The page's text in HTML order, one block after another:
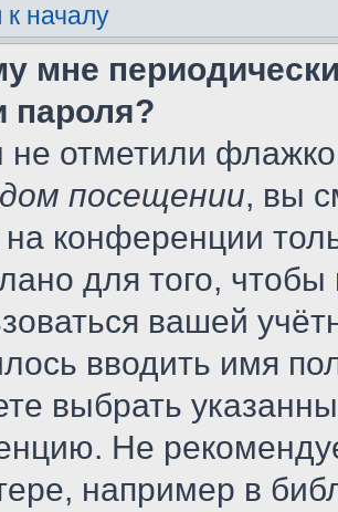
к началу
мне
пароля?
не отметили
посещении, вы
конференции
для того, чтобы
вашей
вводить имя
выбрать
Не
например в